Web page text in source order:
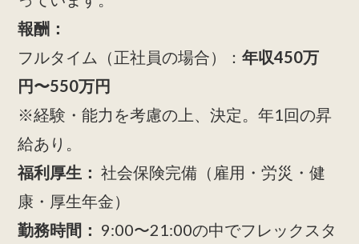
報酬：
フルタイム（正社員の場合）：年収450万
円〜550万円
※経験・能力を考慮の上、決定。年1回の昇
給あり。
福利厚生： 社会保険完備（雇用・労災・健
康・厚生年金）
勤務時間： 9:00〜21:00の中でフレックスタ